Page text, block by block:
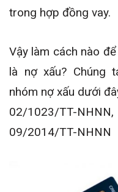
trong hợp đồng vay.
Vậy làm cách nào
là nợ xấu? Chúng
nhóm nợ xấu dưới
02/1023/TT-
09/2014/TT-NHNN